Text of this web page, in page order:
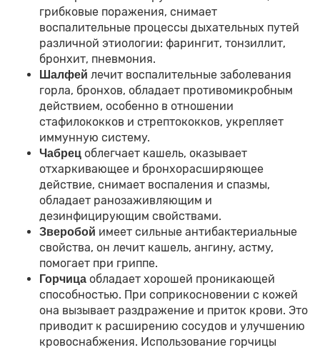
грибковые поражения, снимает
воспалительные процессы дыхательных путей
различной этиологии: фарингит, тонзиллит,
бронхит, пневмония.
Шалфей лечит воспалительные заболевания
горла, бронхов, обладает противомикробным
действием, особенно в отношении
стафилококков и стрептококков, укрепляет
иммунную систему.
Чабрец облегчает кашель, оказывает
отхаркивающее и бронхорасширяющее
действие, снимает воспаления и спазмы,
обладает ранозаживляющим и
дезинфицирующим свойствами.
Зверобой имеет сильные антибактериальные
свойства, он лечит кашель, ангину, астму,
помогает при гриппе.
Горчица обладает хорошей проникающей
способностью. При соприкосновении с кожей
она вызывает раздражение и приток крови. Это
приводит к расширению сосудов и улучшению
кровоснабжения. Использование горчицы